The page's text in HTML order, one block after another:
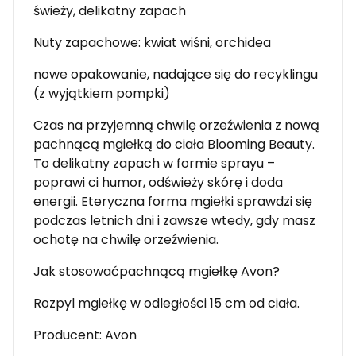
świeży, delikatny zapach
Nuty zapachowe: kwiat wiśni, orchidea
nowe opakowanie, nadające się do recyklingu
(z wyjątkiem pompki)
Czas na przyjemną chwilę orzeźwienia z nową
pachnącą mgiełką do ciała Blooming Beauty.
To delikatny zapach w formie sprayu –
poprawi ci humor, odświeży skórę i doda
energii. Eteryczna forma mgiełki sprawdzi się
podczas letnich dni i zawsze wtedy, gdy masz
ochotę na chwilę orzeźwienia.
Jak stosowaćpachnącą mgiełkę Avon?
Rozpyl mgiełkę w odległości 15 cm od ciała.
Producent: Avon